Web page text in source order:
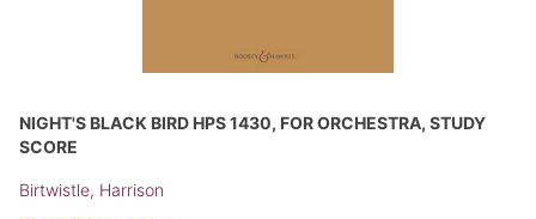
NIGHT'S BLACK BIRD HPS 1430, FOR ORCHESTRA, STUDY
SCORE
Birtwistle, Harrison